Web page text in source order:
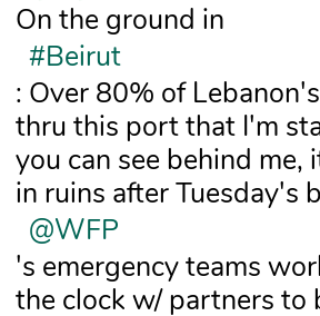
On the ground in
#Beirut
: Over 80% of
thru this port that I'm
you can see behind me,
in ruins after Tuesday's
@WFP
's emergency teams
the clock w/ partners to